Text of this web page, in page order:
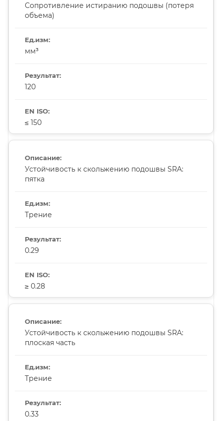
Сопротивление истиранию подошвы (потеря
объема)
мм³
120
≤ 150
Устойчивость к скольжению подошвы SRA:
пятка
Трение
0.29
≥ 0.28
Устойчивость к скольжению подошвы SRA:
плоская часть
Трение
0.33